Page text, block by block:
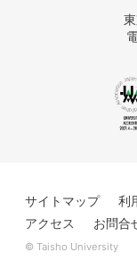
サイトマップ 利
アクセス
お問合
© Taisho University